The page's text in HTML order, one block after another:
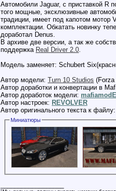
Автомобили Jaguar, с приставкой R
того мощные, эксклюзивные
традиции, имеет под капотом мотор
комплектации. Обкатать новинку
доработал Denus.
В архиве две версии, а так же
поддержка Real Driver 2.0.
Модель заменяет: Schubert
Автор модели: Turn 10 Studios
Автор доработки и конвертации в
Автор доработок модели:
Автор настроек: REVOLVER
Автор оригинального текста к
Миниатюры